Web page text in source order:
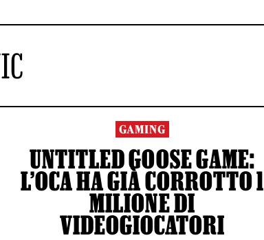
GAMING
UNTITLED GOOSE GAME:
L’OCA HA GIÀ CORROTTO 1
MILIONE DI
VIDEOGIOCATORI